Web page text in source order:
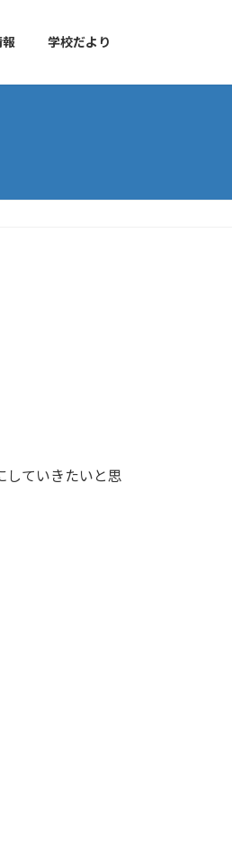
学校だより
していきたいと思